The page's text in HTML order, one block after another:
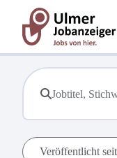
Veröffentlicht seit